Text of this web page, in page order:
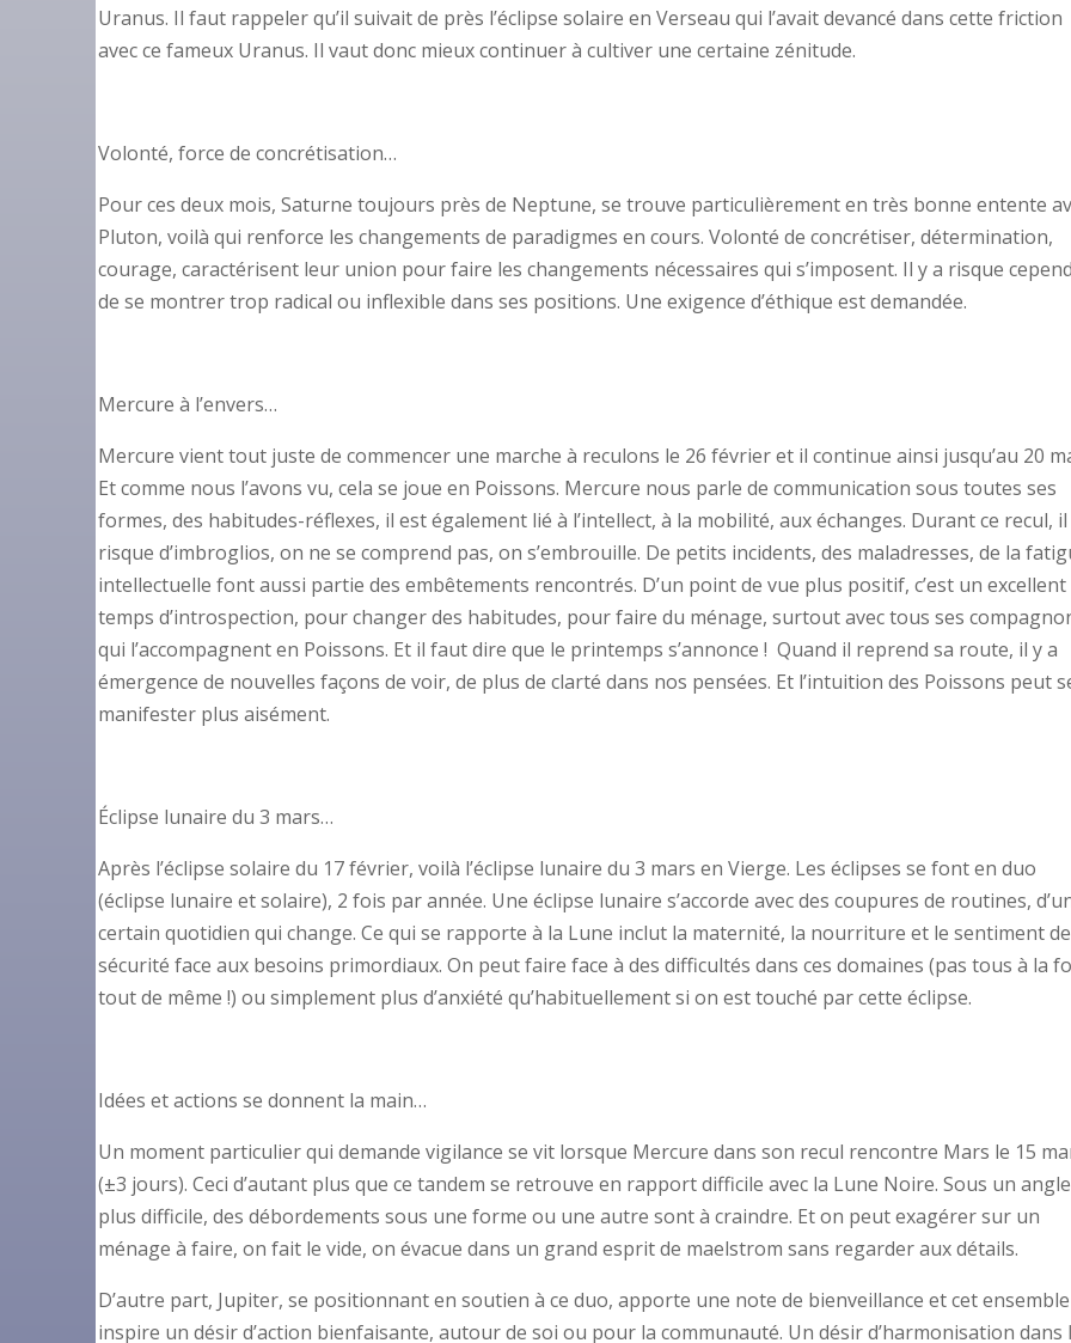
Uranus. Il faut rappeler qu’il suivait de près l’éclipse solaire en Verseau qui l’avait devancé dans cette friction
avec ce fameux Uranus. Il vaut donc mieux continuer à cultiver une certaine zénitude.
Volonté, force de concrétisation…
Pour ces deux mois, Saturne toujours près de Neptune, se trouve particulièrement en très bonne entente
Pluton, voilà qui renforce les changements de paradigmes en cours. Volonté de concrétiser, détermination,
courage, caractérisent leur union pour faire les changements nécessaires qui s’imposent. Il y a risque
de se montrer trop radical ou inflexible dans ses positions. Une exigence d’éthique est demandée.
Mercure à l’envers…
Mercure vient tout juste de commencer une marche à reculons le 26 février et il continue ainsi jusqu’au 20
Et comme nous l’avons vu, cela se joue en Poissons. Mercure nous parle de communication sous toutes ses
formes, des habitudes-réflexes, il est également lié à l’intellect, à la mobilité, aux échanges. Durant ce recul, il
risque d’imbroglios, on ne se comprend pas, on s’embrouille. De petits incidents, des maladresses, de la
intellectuelle font aussi partie des embêtements rencontrés. D’un point de vue plus positif, c’est un excellent
temps d’introspection, pour changer des habitudes, pour faire du ménage, surtout avec tous ses
qui l’accompagnent en Poissons. Et il faut dire que le printemps s’annonce ! Quand il reprend sa route, il y a
émergence de nouvelles façons de voir, de plus de clarté dans nos pensées. Et l’intuition des Poissons peut
manifester plus aisément.
Éclipse lunaire du 3 mars…
Après l’éclipse solaire du 17 février, voilà l’éclipse lunaire du 3 mars en Vierge. Les éclipses se font en duo
(éclipse lunaire et solaire), 2 fois par année. Une éclipse lunaire s’accorde avec des coupures de routines,
certain quotidien qui change. Ce qui se rapporte à la Lune inclut la maternité, la nourriture et le sentiment de
sécurité face aux besoins primordiaux. On peut faire face à des difficultés dans ces domaines (pas tous à la
tout de même !) ou simplement plus d’anxiété qu’habituellement si on est touché par cette éclipse.
Idées et actions se donnent la main…
Un moment particulier qui demande vigilance se vit lorsque Mercure dans son recul rencontre Mars le 15
(±3 jours). Ceci d’autant plus que ce tandem se retrouve en rapport difficile avec la Lune Noire. Sous un angle
plus difficile, des débordements sous une forme ou une autre sont à craindre. Et on peut exagérer sur un
ménage à faire, on fait le vide, on évacue dans un grand esprit de maelstrom sans regarder aux détails.
D’autre part, Jupiter, se positionnant en soutien à ce duo, apporte une note de bienveillance et cet ensemble
inspire un désir d’action bienfaisante, autour de soi ou pour la communauté. Un désir d’harmonisation dans